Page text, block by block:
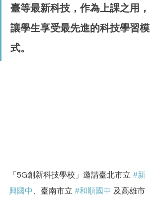
臺等最新科技，作為上課之用，
讓學生享受最先進的科技學習模
式。
「5G創新科技學校」邀請臺北市立 #新
興國中 、臺南市立 #和順國中 及高雄市